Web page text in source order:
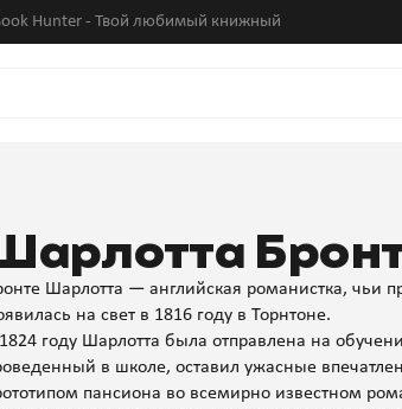
Hunter - Твой любимый книжный
Шарлотта — английская романистка, чьи
на свет в 1816 году в Торнтоне.
году Шарлотта была отправлена на
в школе, оставил ужасные
пансиона во всемирно известном